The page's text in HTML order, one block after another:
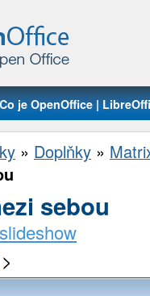
Co je OpenOffice |
» Doplňky »
sebou